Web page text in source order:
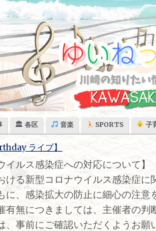
🏛 各区 音楽 SPORTS 子
イルス感染症への対応について】
る新型コロナウイルス感染症
に、感染拡大の防止に細心の注意
無につきましては、主催者の判
、事前にご確認いただくようお願